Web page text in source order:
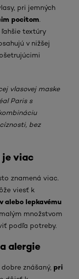
pri jemných
pocitom.
textúry
v nižšej
vlasovej maske
Paris s
bez
je viac
znamená viac.
viesť k
alebo lepkavému
množstvom
podľa potreby.
alergie
znášaný, pri